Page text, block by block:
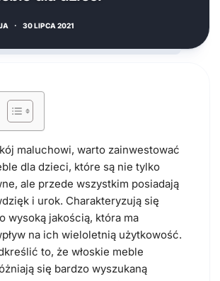
· 30 LIPCA 2021
maluchowi, warto zainwestować
dla dzieci, które są nie tylko
ale przede wszystkim posiadają
i urok. Charakteryzują się
wysoką jakością, która ma
na ich wieloletnią użytkowość.
to, że włoskie meble
się bardzo wyszukaną